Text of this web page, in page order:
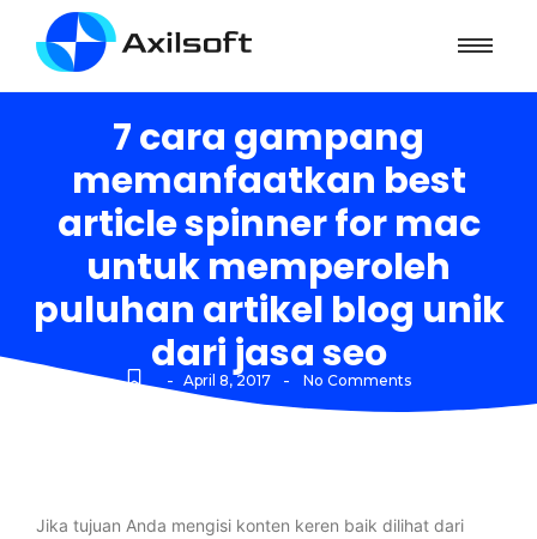
7 cara gampang
memanfaatkan best
article spinner for mac
untuk memperoleh
puluhan artikel blog unik
dari jasa seo
- April 8, 2017 - No Comments
Jika tujuan Anda mengisi konten keren baik dilihat dari